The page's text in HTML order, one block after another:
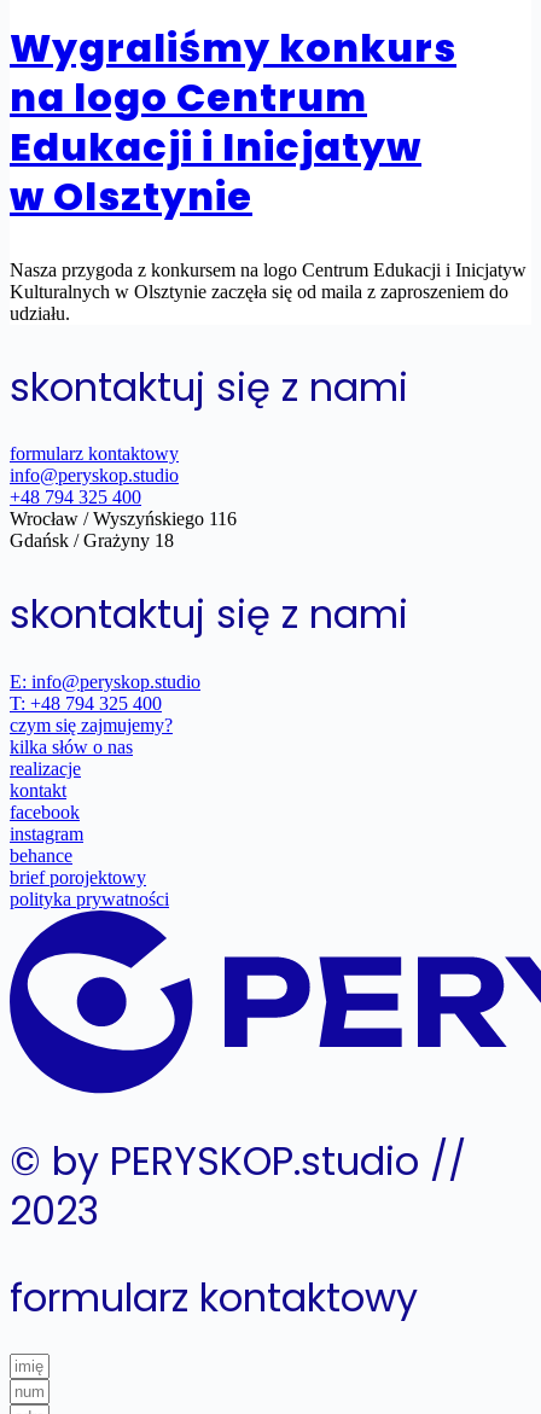
Wygraliśmy konkurs
na logo Centrum
Edukacji i Inicjatyw
w Olsztynie
Nasza przygoda z konkursem na logo Centrum Edukacji i Inicjatyw
Kulturalnych w Olsztynie zaczęła się od maila z zaproszeniem do
udziału.
skontaktuj się z nami
formularz kontaktowy
info@peryskop.studio
+48 794 325 400
Wrocław / Wyszyńskiego 116
Gdańsk / Grażyny 18
skontaktuj się z nami
E: info@peryskop.studio
T: +48 794 325 400
czym się zajmujemy?
kilka słów o nas
realizacje
kontakt
facebook
instagram
behance
brief porojektowy
polityka prywatności
© by PERYSKOP.studio //
2023
formularz kontaktowy